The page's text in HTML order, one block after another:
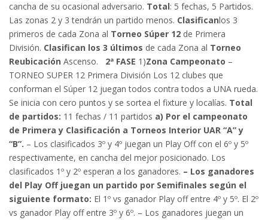
cancha de su ocasional adversario. Total: 5 fechas, 5 Partidos.
Las zonas 2 y 3 tendrán un partido menos. Clasificanlos 3
primeros de cada Zona al Torneo Súper 12 de Primera
División. Clasifican los 3 últimos de cada Zona al Torneo
Reubicación Ascenso. 2ª FASE 1)Zona Campeonato –
TORNEO SUPER 12 Primera División Los 12 clubes que
conforman el Súper 12 juegan todos contra todos a UNA rueda.
Se inicia con cero puntos y se sortea el fixture y localías. Total
de partidos: 11 fechas / 11 partidos a) Por el campeonato
de Primera y Clasificación a Torneos Interior UAR “A” y
“B”. – Los clasificados 3º y 4º juegan un Play Off con el 6º y 5º
respectivamente, en cancha del mejor posicionado. Los
clasificados 1º y 2º esperan a los ganadores. – Los ganadores
del Play Off juegan un partido por Semifinales según el
siguiente formato: El 1º vs ganador Play off entre 4º y 5º. El 2º
vs ganador Play off entre 3º y 6º. – Los ganadores juegan un